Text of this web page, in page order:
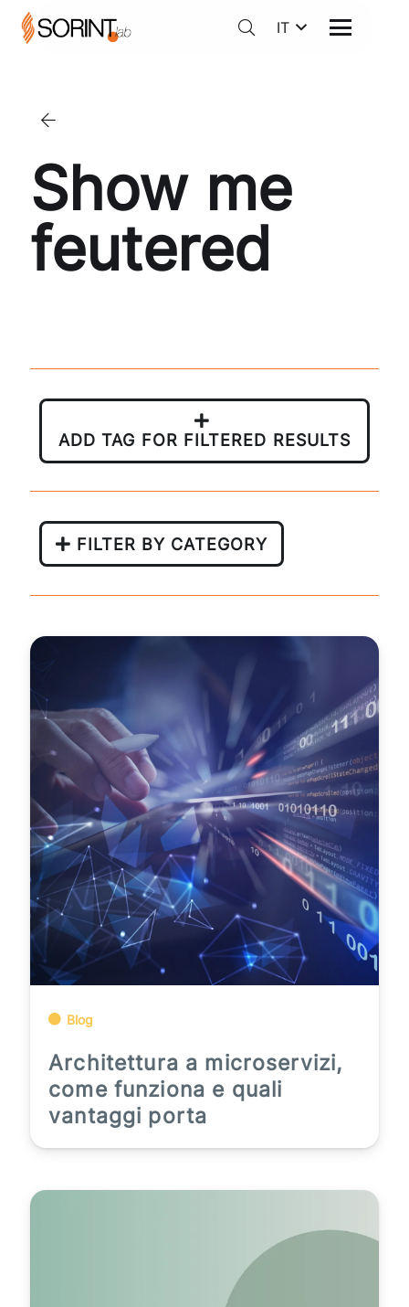
IT
Show me
feutered
ADD TAG FOR FILTERED RESULTS
FILTER BY CATEGORY
Blog
Architettura a microservizi,
come funziona e quali
vantaggi porta